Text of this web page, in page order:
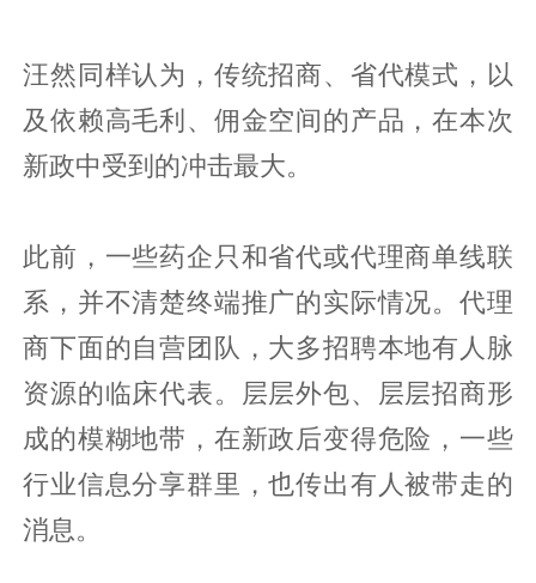
汪然同样认为，传统招商、省代模式，以
及依赖高毛利、佣金空间的产品，在本次
新政中受到的冲击最大。
此前，一些药企只和省代或代理商单线联
系，并不清楚终端推广的实际情况。代理
商下面的自营团队，大多招聘本地有人脉
资源的临床代表。层层外包、层层招商形
成的模糊地带，在新政后变得危险，一些
行业信息分享群里，也传出有人被带走的
消息。